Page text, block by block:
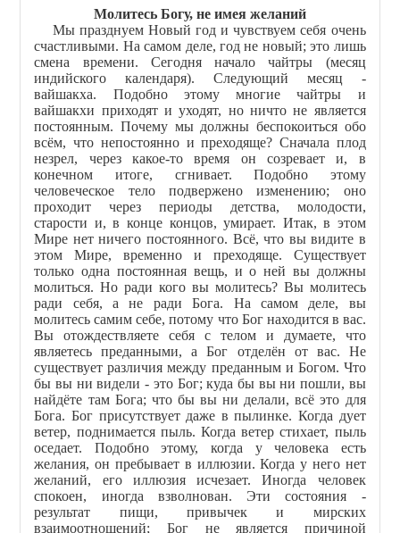
Молитесь Богу, не имея желаний
Мы празднуем Новый год и чувствуем себя очень
счастливыми. На самом деле, год не новый; это лишь
смена времени. Сегодня начало чайтры (месяц
индийского календаря). Следующий месяц -
вайшакха. Подобно этому многие чайтры и
вайшакхи приходят и уходят, но ничто не является
постоянным. Почему мы должны беспокоиться обо
всём, что непостоянно и преходяще? Сначала плод
незрел, через какое-то время он созревает и, в
конечном итоге, сгнивает. Подобно этому
человеческое тело подвержено изменению; оно
проходит через периоды детства, молодости,
старости и, в конце концов, умирает. Итак, в этом
Мире нет ничего постоянного. Всё, что вы видите в
этом Мире, временно и преходяще. Существует
только одна постоянная вещь, и о ней вы должны
молиться. Но ради кого вы молитесь? Вы молитесь
ради себя, а не ради Бога. На самом деле, вы
молитесь самим себе, потому что Бог находится в вас.
Вы отождествляете себя с телом и думаете, что
являетесь преданными, а Бог отделён от вас. Не
существует различия между преданным и Богом. Что
бы вы ни видели - это Бог; куда бы вы ни пошли, вы
найдёте там Бога; что бы вы ни делали, всё это для
Бога. Бог присутствует даже в пылинке. Когда дует
ветер, поднимается пыль. Когда ветер стихает, пыль
оседает. Подобно этому, когда у человека есть
желания, он пребывает в иллюзии. Когда у него нет
желаний, его иллюзия исчезает. Иногда человек
спокоен, иногда взволнован. Эти состояния -
результат пищи, привычек и мирских
взаимоотношений; Бог не является причиной